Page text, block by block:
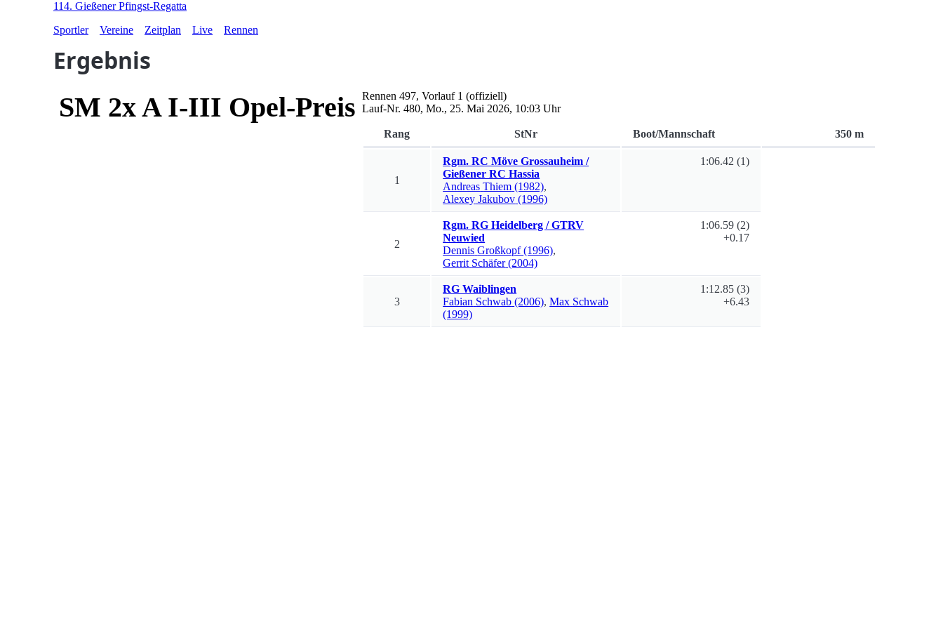
114. Gießener Pfingst-Regatta
Sportler
Vereine Zeitplan Live Rennen
Ergebnis
SM 2x A I-III Opel-Preis Rennen497,Vorlauf 1 (offiziell)
Lauf-Nr.480,Mo., 25. Mai 2026, 10:03 Uhr
Rang StNr Boot/Mannschaft 350 m
1
Rgm. RC Möve Grossauheim /
Gießener RC Hassia
Andreas Thiem (1982),
Alexey Jakubov (1996)
1:06.42(1)
2
Rgm. RG Heidelberg / GTRV
Neuwied
Dennis Großkopf (1996),
Gerrit Schäfer (2004)
1:06.59(2)
+0.17
3
RG Waiblingen
Fabian Schwab (2006),Max Schwab
(1999)
1:12.85(3)
+6.43